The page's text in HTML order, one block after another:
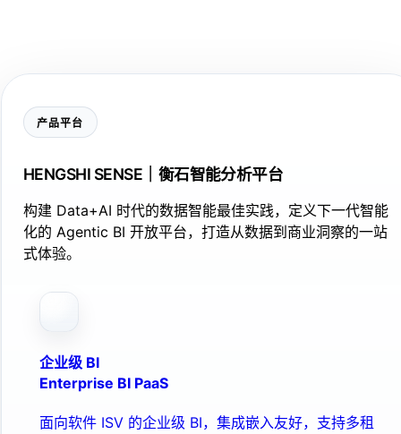
产品平台
HENGSHI SENSE｜衡石智能分析平台
构建 Data+AI 时代的数据智能最佳实践，定义下一代智能
化的 Agentic BI 开放平台，打造从数据到商业洞察的一站
式体验。
企业级 BI
Enterprise BI PaaS
面向软件 ISV 的企业级 BI，集成嵌入友好，支持多租